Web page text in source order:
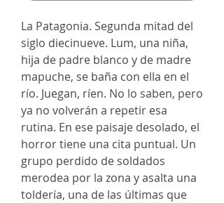
La Patagonia. Segunda mitad del
siglo diecinueve. Lum, una niña,
hija de padre blanco y de madre
mapuche, se baña con ella en el
río. Juegan, ríen. No lo saben, pero
ya no volverán a repetir esa
rutina. En ese paisaje desolado, el
horror tiene una cita puntual. Un
grupo perdido de soldados
merodea por la zona y asalta una
toldería, una de las últimas que